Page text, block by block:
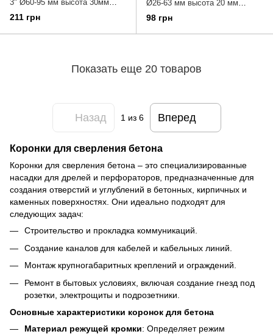
3" Ø60-95 мм высота 30мм
SIGMA (1520031)
211 грн
Ø26-63 мм высота 20 мм
SIGMA (1520011)
98 грн
Показать еще 20 товаров
Назад 1из 6 Вперед
Коронки для сверления бетона
Коронки для сверления бетона – это специализированные
насадки для дрелей и перфораторов, предназначенные для
создания отверстий и углублений в бетонных, кирпичных и
каменных поверхностях. Они идеально подходят для
следующих задач:
Строительство и прокладка коммуникаций.
Создание каналов для кабелей и кабельных линий.
Монтаж крупногабаритных креплений и ограждений.
Ремонт в бытовых условиях, включая создание гнезд под
розетки, электрощиты и подрозетники.
Основные характеристики коронок для бетона
Материал режущей кромки: Определяет режим